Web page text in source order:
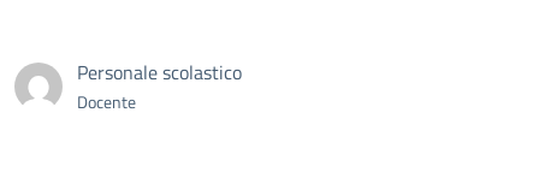
Personale scolastico
Docente